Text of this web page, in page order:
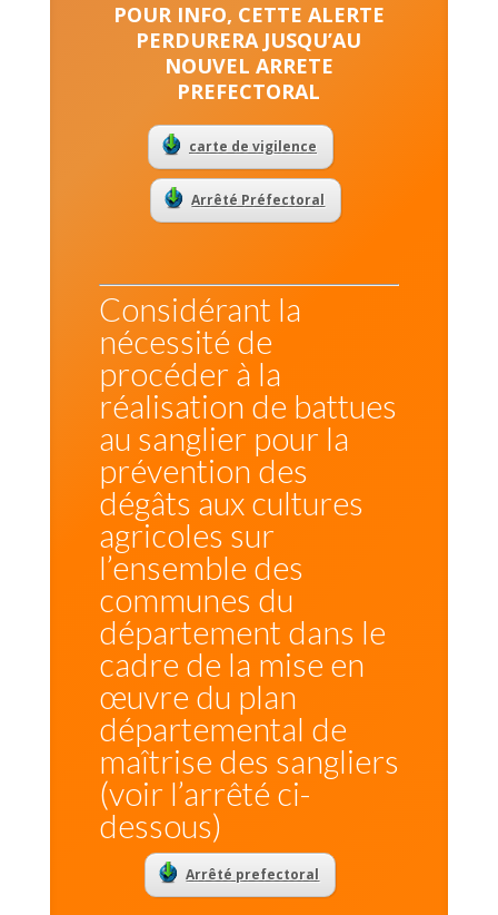
POUR INFO, CETTE ALERTE
PERDURERA JUSQU’AU
NOUVEL ARRETE
PREFECTORAL
carte de vigilence
Arrêté Préfectoral
Considérant la
nécessité de
procéder à la
réalisation de battues
au sanglier pour la
prévention des
dégâts aux cultures
agricoles sur
l’ensemble des
communes du
département dans le
cadre de la mise en
œuvre du plan
départemental de
maîtrise des sangliers
(voir l’arrêté ci-
dessous)
Arrêté prefectoral